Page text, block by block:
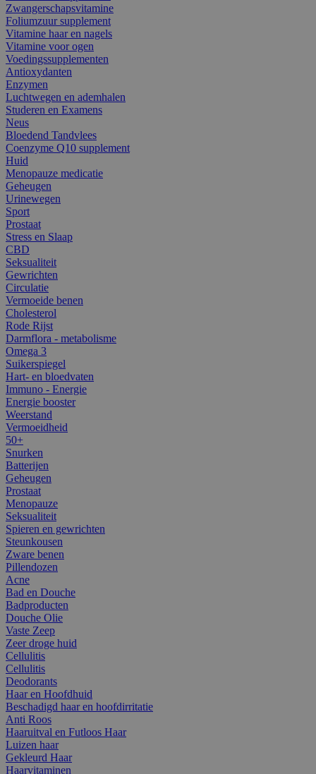
Zwangerschapsvitamine
Foliumzuur supplement
Vitamine haar en nagels
Vitamine voor ogen
Voedingssupplementen
Antioxydanten
Enzymen
Luchtwegen en ademhalen
Studeren en Examens
Neus
Bloedend Tandvlees
Coenzyme Q10 supplement
Huid
Menopauze medicatie
Geheugen
Urinewegen
Sport
Prostaat
Stress en Slaap
CBD
Seksualiteit
Gewrichten
Circulatie
Vermoeide benen
Cholesterol
Rode Rijst
Darmflora - metabolisme
Omega 3
Suikerspiegel
Hart- en bloedvaten
Immuno - Energie
Energie booster
Weerstand
Vermoeidheid
50+
Snurken
Batterijen
Geheugen
Prostaat
Menopauze
Seksualiteit
Spieren en gewrichten
Steunkousen
Zware benen
Pillendozen
Acne
Bad en Douche
Badproducten
Douche Olie
Vaste Zeep
Zeer droge huid
Cellulitis
Cellulitis
Deodorants
Haar en Hoofdhuid
Beschadigd haar en hoofdirritatie
Anti Roos
Haaruitval en Futloos Haar
Luizen haar
Gekleurd Haar
Haarvitaminen